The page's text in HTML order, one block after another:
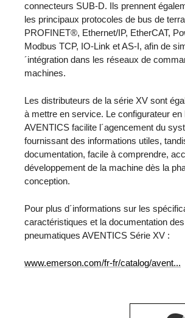
connecteurs SUB-D. Ils prennent
les principaux protocoles de bus de
PROFINET®, Ethernet/IP, EtherCAT,
Modbus TCP, IO-Link et AS-I, afin de
´intégration dans les réseaux de
machines.
Les distributeurs de la série XV sont
à mettre en service. Le configurateur en
AVENTICS facilite l´agencement du
fournissant des informations utiles,
documentation, facile à comprendre,
développement de la machine dès la
conception.
Pour plus d´informations sur les
caractéristiques et la documentation
pneumatiques AVENTICS Série XV :
www.emerson.com/fr-fr/catalog/avent...